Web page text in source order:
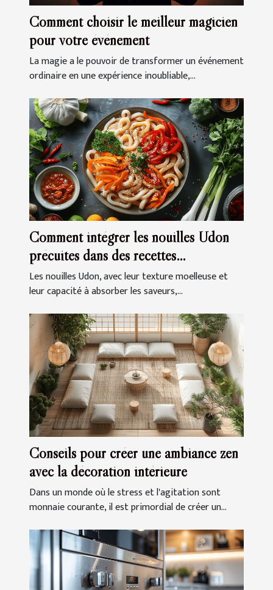
Comment choisir le meilleur magicien
pour votre événement
La magie a le pouvoir de transformer un événement
ordinaire en une expérience inoubliable,...
Comment intégrer les nouilles Udon
précuites dans des recettes
quotidiennes
Les nouilles Udon, avec leur texture moelleuse et
leur capacité à absorber les saveurs,...
Conseils pour créer une ambiance zen
avec la décoration intérieure
Dans un monde où le stress et l'agitation sont
monnaie courante, il est primordial de créer un...